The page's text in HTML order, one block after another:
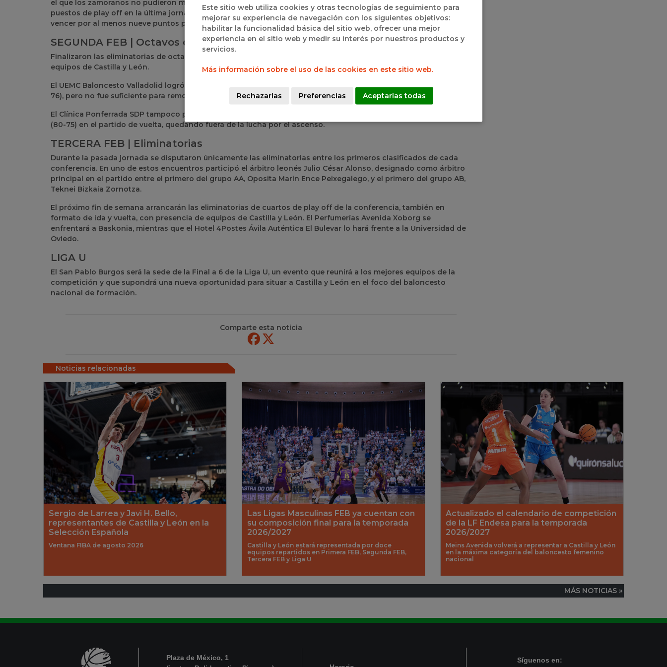
el que los zamoranos no pudieron mantener el ritmo del conjunto local. Los de Saulo se jugará el acceso a los
puestos de play off en la última jornada, donde recibirá al HLA Alicante en un duelo decisivo en el que deberá
vencer por al menos nueve puntos para recuperar el average y sellar su clasificación para la fase de ascenso.
SEGUNDA FEB | Octavos de final
Finalizaron las eliminatorias de octavos de final, disputadas en formato de ida y vuelta, con suerte dispar para los
equipos de Castilla y León.
El UEMC Baloncesto Valladolid logró una victoria en el partido de vuelta ante el Club Esportiu Bàsquet Llíria (87-
76), pero no fue suficiente para remontar la desventaja de la ida, quedando eliminado de la competición.
El Clínica Ponferrada SDP tampoco pudo superar su eliminatoria tras caer frente al Bueno Arenas Albacete Basket
(80-75) en el partido de vuelta, quedando fuera de la lucha por el ascenso.
TERCERA FEB | Eliminatorias
Durante la pasada jornada se disputaron únicamente las eliminatorias entre los primeros clasificados de cada
conferencia. En uno de estos encuentros participó el árbitro leonés Julio César Alonso, designado como árbitro
principal en el partido entre el primero del grupo AA, Oposita Marín Ence Peixegalego, y el primero del grupo AB,
Teknei Bizkaia Zornotza.
El próximo fin de semana arrancarán las eliminatorias de cuartos de play off de la conferencia, también en
formato de ida y vuelta, con presencia de equipos de Castilla y León. El Perfumerías Avenida Xoborg se
enfrentará a Baskonia, mientras que el Hotel 4Postes Ávila Auténtica El Bulevar lo hará frente a la Universidad de
Oviedo.
LIGA U
El San Pablo Burgos será la sede de la Final a 6 de la Liga U, un evento que reunirá a los mejores equipos de la
competición y que supondrá una nueva oportunidad para situar a Castilla y León en el foco del baloncesto
nacional de formación.
Comparte esta noticia
Noticias relacionadas
Sergio de Larrea y Javi H. Bello,
representantes de Castilla y León en la
Selección Española
Ventana FIBA de agosto 2026
Las Ligas Masculinas FEB ya cuentan con
su composición final para la temporada
2026/2027
Castilla y León estará representada por doce
equipos repartidos en Primera FEB, Segunda FEB,
Tercera FEB y Liga U
Actualizado el calendario de competición
de la LF Endesa para la temporada
2026/2027
Meins Avenida volverá a representar a Castilla y León
en la máxima categoría del baloncesto femenino
nacional
MÁS NOTICIAS »
Plaza de México, 1
Síguenos en:
Este sitio web utiliza cookies y otras tecnologías de seguimiento para
mejorar su experiencia de navegación con los siguientes objetivos:
habilitar la funcionalidad básica del sitio web, ofrecer una mejor
experiencia en el sitio web y medir su interés por nuestros productos y
servicios.
Más información sobre el uso de las cookies en este sitio web.
Rechazarlas Preferencias Aceptarlas todas